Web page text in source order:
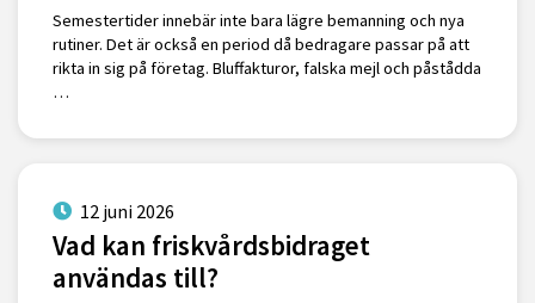
Semestertider innebär inte bara lägre bemanning och nya
rutiner. Det är också en period då bedragare passar på att
rikta in sig på företag. Bluffakturor, falska mejl och påstådda
…
12 juni 2026
Vad kan friskvårdsbidraget
användas till?